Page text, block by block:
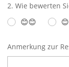
2. Wie bewerten
😊😊 😊
Anmerkung zur